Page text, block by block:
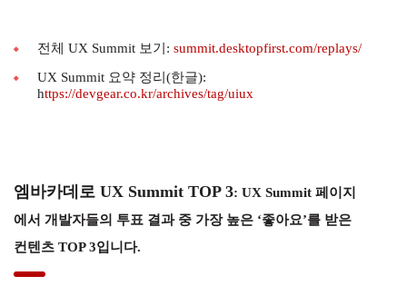
전체 UX Summit 보기: summit.desktopfirst.com/replays/
UX Summit 요약 정리(한글):
https://devgear.co.kr/archives/tag/uiux
엠바카데로 UX Summit TOP 3: UX Summit 페이지
에서 개발자들의 투표 결과 중 가장 높은 ‘좋아요’를 받은
컨텐츠 TOP 3입니다.